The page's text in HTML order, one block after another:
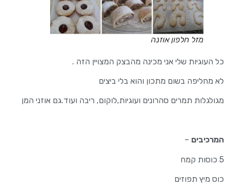
מזל חלפון אוזנה
כל העוגיות שלי אני מכינה מהבצק המצויין הזה .
לא מחליפה בשום מתכון והוא בלי ביצים
מגולגלות תמרים סהרונים ועוגיות,לוקום, ריבה ועוד.גם אוזני המן
המרכיבים –
5 כוסות קמח
כוס מיץ תפוזים